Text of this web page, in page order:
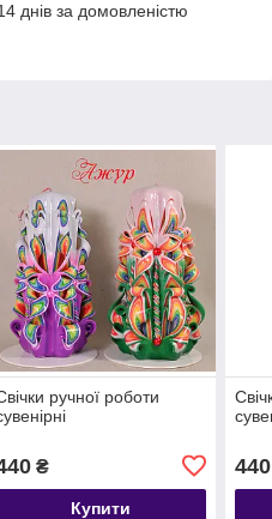
днів за домовленістю
ручної роботи
₴
Купити
440